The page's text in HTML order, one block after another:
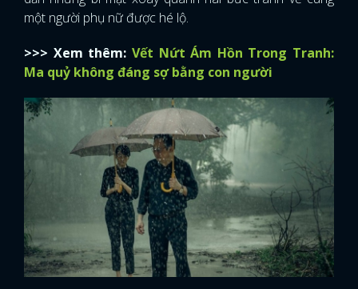
một người phụ nữ được hé lộ.
>>> Xem thêm: Vết Nứt Ám Hồn Trong Tranh:
Ma quỷ không đáng sợ bằng con người